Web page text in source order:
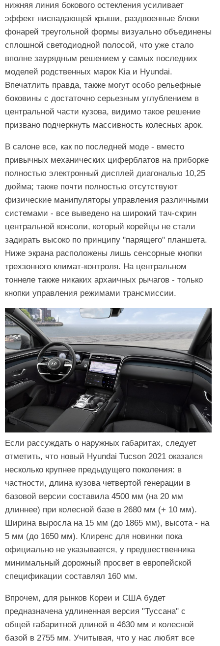
нижняя линия бокового остекления усиливает
эффект ниспадающей крыши, раздвоенные блоки
фонарей треугольной формы визуально объединены
сплошной светодиодной полосой, что уже стало
вполне заурядным решением у самых последних
моделей родственных марок Kia и Hyundai.
Впечатлить правда, также могут особо рельефные
боковины с достаточно серьезным углублением в
центральной части кузова, видимо такое решение
призвано подчеркнуть массивность колесных арок.
В салоне все, как по последней моде - вместо
привычных механических циферблатов на приборке
полностью электронный дисплей диагональю 10,25
дюйма; также почти полностью отсутствуют
физические манипуляторы управления различными
системами - все выведено на широкий тач-скрин
центральной консоли, который корейцы не стали
задирать высоко по принципу "парящего" планшета.
Ниже экрана расположены лишь сенсорные кнопки
трехзонного климат-контроля. На центральном
тоннеле также никаких архаичных рычагов - только
кнопки управления режимами трансмиссии.
Если рассуждать о наружных габаритах, следует
отметить, что новый Hyundai Tucson 2021 оказался
несколько крупнее предыдущего поколения: в
частности, длина кузова четвертой генерации в
базовой версии составила 4500 мм (на 20 мм
длиннее) при колесной базе в 2680 мм (+ 10 мм).
Ширина выросла на 15 мм (до 1865 мм), высота - на
5 мм (до 1650 мм). Клиренс для новинки пока
официально не указывается, у предшественника
минимальный дорожный просвет в европейской
спецификации составлял 160 мм.
Впрочем, для рынков Кореи и США будет
предназначена удлиненная версия "Туссана" с
общей габаритной длиной в 4630 мм и колесной
базой в 2755 мм. Учитывая, что у нас любят все